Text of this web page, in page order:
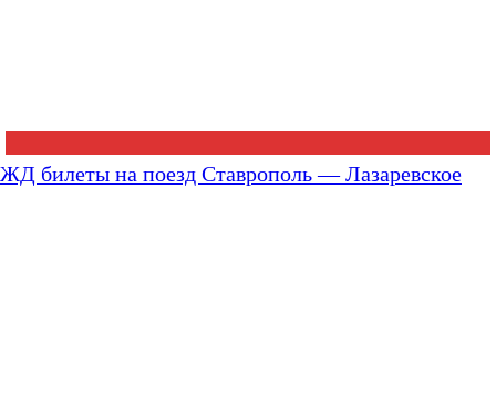
ЖД билеты на поезд Ставрополь — Лазаревское